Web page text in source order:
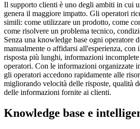
Il supporto clienti è uno degli ambiti in cui
genera il maggiore impatto. Gli operatori
simili: come utilizzare un prodotto, come
come risolvere un problema tecnico,
Senza una knowledge base ogni operatore
manualmente o affidarsi all'esperienza,
risposta più lunghi, informazioni incomplete
operatori. Con le informazioni organizzate
gli operatori accedono rapidamente alle
migliorando velocità delle risposte, qualità
delle informazioni fornite ai clienti.
Knowledge base e